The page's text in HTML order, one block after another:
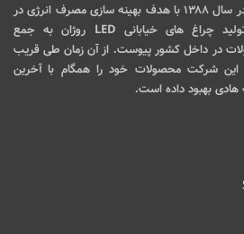
شرکت مهندسی نورفن اسپادانا در سال ۱۳۸۸ با هدف بهینه سازی مصرف انرژی در
سیستم های روشنایی و با تولید چراغ های خیابانی LED روژان به جمع
در داخل کشور پیوست. از آن زمان طی قریب
شرکت محصولات خود را همگام با آخرین
هادی بهبود داده است.